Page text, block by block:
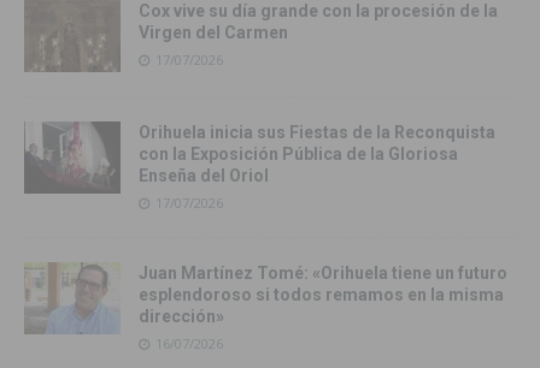
Cox vive su día grande con la procesión de la
Virgen del Carmen
17/07/2026
Orihuela inicia sus Fiestas de la Reconquista
con la Exposición Pública de la Gloriosa
Enseña del Oriol
17/07/2026
Juan Martínez Tomé: «Orihuela tiene un futuro
esplendoroso si todos remamos en la misma
dirección»
16/07/2026